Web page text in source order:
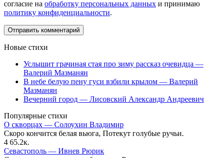
согласие на обработку персональных данных и принимаю
политику конфиденциальности.
Новые стихи
Услышит грачиная стая про зиму рассказ очевидца —
Валерий Мазманян
В небе белую пену гуси взбили крылом — Валерий
Мазманян
Вечерний город — Лисовский Александр Андреевич
Популярные стихи
О скворцах — Солоухин Владимир
Скоро кончится белая вьюга, Потекут голубые ручьи.
4 65.2к.
Севастополь — Ивнев Рюрик